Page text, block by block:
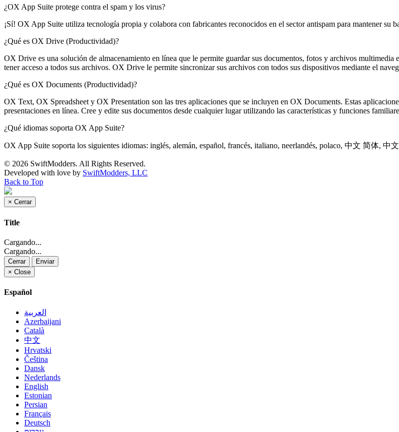
¿OX App Suite protege contra el spam y los virus?
¡Sí! OX App Suite utiliza tecnología propia y colabora con fabricantes reconocidos en el sector antispam para mantener su
¿Qué es OX Drive (Productividad)?
OX Drive es una solución de almacenamiento en línea que le permite guardar sus documentos, fotos y archivos
tener acceso a todos sus archivos. OX Drive le permite sincronizar sus archivos con todos sus dispositivos mediante el
¿Qué es OX Documents (Productividad)?
OX Text, OX Spreadsheet y OX Presentation son las tres aplicaciones que se incluyen en OX Documents. Estas
presentaciones en línea. Cree y edite sus documentos desde cualquier lugar utilizando las características y funciones
¿Qué idiomas soporta OX App Suite?
OX App Suite soporta los siguientes idiomas: inglés, alemán, español, francés, italiano, neerlandés, polaco, 中文 简体, 中
© 2026 SwiftModders. All Rights Reserved.
Developed with love by SwiftModders, LLC
Back to Top
× Cerrar
Title
Cargando...
Cargando...
Cerrar
Enviar
× Close
Español
العربية
Azerbaijani
Català
中文
Hrvatski
Čeština
Dansk
Nederlands
English
Estonian
Persian
Français
Deutsch